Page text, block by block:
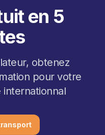
en 5
obtenez
pour votre